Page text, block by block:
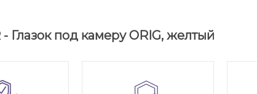
Глазок под камеру ORIG, желтый